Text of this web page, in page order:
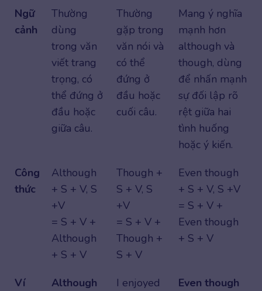
Ngữ
cảnh
Thường
dùng
trong văn
viết trang
trọng, có
thể đứng ở
đầu hoặc
giữa câu.
Thường
gặp trong
văn nói và
có thể
đứng ở
đầu hoặc
cuối câu.
Mang ý nghĩa
mạnh hơn
although và
though, dùng
để nhấn mạnh
sự đối lập rõ
rệt giữa hai
tình huống
hoặc ý kiến.
Công
thức
Although
+ S + V, S
+V
= S + V +
Although
+ S + V
Though +
S + V, S
+V
= S + V +
Though +
S + V
Even though
+ S + V, S +V
= S + V +
Even though
+ S + V
Ví Although I enjoyed Even though